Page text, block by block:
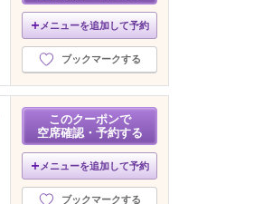
メニューを追加して予約
ブックマークする
このクーポンで
空席確認・予約する
メニューを追加して予約
ブックマークする